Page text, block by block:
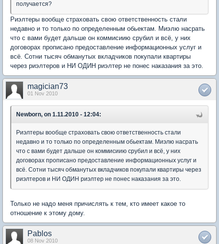
получается?
Риэлтеры вообще страховать свою ответственность стали
недавно и то только по определенным обьектам. Миэлю насрать
что с вами будет дальше он коммисиию срубил и всё, у них
договорах прописано предоставление информационных услуг и
всё. Сотни тысяч обманутых вкладчиков покупали квартиры
через риэлтеров и НИ ОДИН риэлтер не понес наказания за это.
magician73
01 Nov 2010
Newborn, on 1.11.2010 - 12:04:
Риэлтеры вообще страховать свою ответственность стали
недавно и то только по определенным обьектам. Миэлю насрать
что с вами будет дальше он коммисиию срубил и всё, у них
договорах прописано предоставление информационных услуг и
всё. Сотни тысяч обманутых вкладчиков покупали квартиры через
риэлтеров и НИ ОДИН риэлтер не понес наказания за это.
Только не надо меня причислять к тем, кто имеет какое то
отношение к этому дому.
Pablos
08 Nov 2010